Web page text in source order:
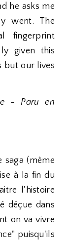
he asks me
went. The
fingerprint
given this
but our lives
- Paru en
saga (même
à la fin du
l'histoire
déçue dans
on va vivre
puisqu'ils